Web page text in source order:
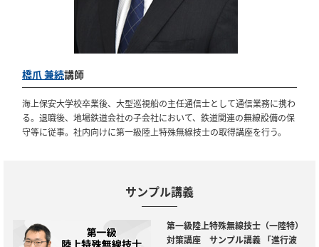
橋爪 兼続講師
海上保安大学校卒業後、大型巡視船の主任通信士として通信業務に携わ
る。退職後、地場鉄道会社の子会社において、鉄道関連の無線設備の保
守等に従事。社内向けに第一級陸上特殊無線技士の取得講座を行う。
サンプル講義
第一級陸上特殊無線技士（一陸特）
対策講座 サンプル講義 「進行波